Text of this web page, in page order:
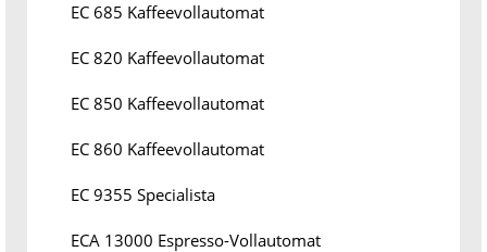
EC 685 Kaffeevollautomat
EC 820 Kaffeevollautomat
EC 850 Kaffeevollautomat
EC 860 Kaffeevollautomat
EC 9355 Specialista
ECA 13000 Espresso-Vollautomat